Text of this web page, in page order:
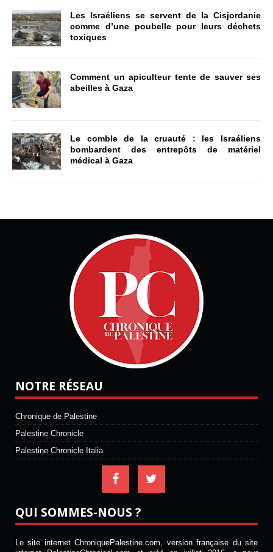
Les Israéliens se servent de la Cisjordanie
comme d’une poubelle pour leurs déchets
toxiques
Comment un apiculteur tente de sauver ses
abeilles à Gaza
Le comble de la cruauté : les Israéliens
bombardent des entrepôts de matériel
médical à Gaza
NOTRE RÉSEAU
Chronique de Palestine
Palestine Chronicle
Palestine Chronicle Italia
QUI SOMMES-NOUS ?
Le site internet ChroniquePalestine.com, version française du site